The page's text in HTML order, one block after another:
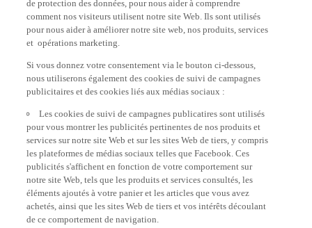
comment nos visiteurs utilisent notre site Web. Ils sont utilisés
pour nous aider à améliorer notre site web, nos produits, services
et opérations marketing.
nous utiliserons également des cookies de suivi de campagnes
publicitaires et des cookies liés aux médias sociaux :
pour vous montrer les publicités pertinentes de nos produits et
services sur notre site Web et sur les sites Web de tiers, y compris
les plateformes de médias sociaux telles que Facebook. Ces
publicités s'affichent en fonction de votre comportement sur
notre site Web, tels que les produits et services consultés, les
éléments ajoutés à votre panier et les articles que vous avez
achetés, ainsi que les sites Web de tiers et vos intérêts découlant
de ce comportement de navigation.